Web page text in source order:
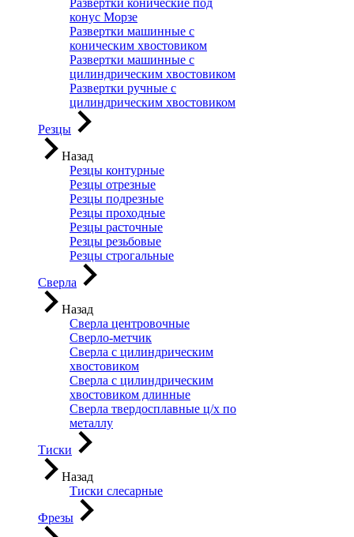
Развертки конические под
конус Морзе
Развертки машинные с
коническим хвостовиком
Развертки машинные с
цилиндрическим хвостовиком
Развертки ручные с
цилиндрическим хвостовиком
Резцы
Назад
Резцы контурные
Резцы отрезные
Резцы подрезные
Резцы проходные
Резцы расточные
Резцы резьбовые
Резцы строгальные
Сверла
Назад
Сверла центровочные
Сверло-метчик
Сверла с цилиндрическим
хвостовиком
Сверла с цилиндрическим
хвостовиком длинные
Сверла твердосплавные ц/х по
металлу
Тиски
Назад
Тиски слесарные
Фрезы